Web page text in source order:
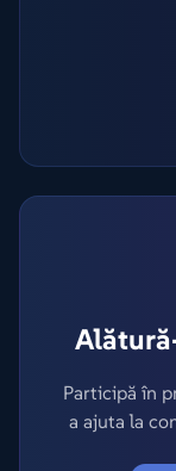
Participă în
a ajuta la